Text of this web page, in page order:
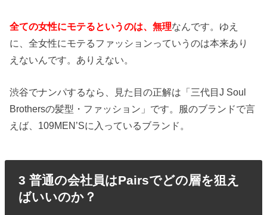
全ての女性にモテるというのは、無理なんです。ゆえ
に、全女性にモテるファッションっていうのは本来あり
えないんです。ありえない。
渋谷でナンパするなら、見た目の正解は「三代目J Soul
Brothersの髪型・ファッション」です。服のブランドで言
えば、109MEN’Sに入っているブランド。
3 普通の会社員はPairsでどの層を狙え
ばいいのか？